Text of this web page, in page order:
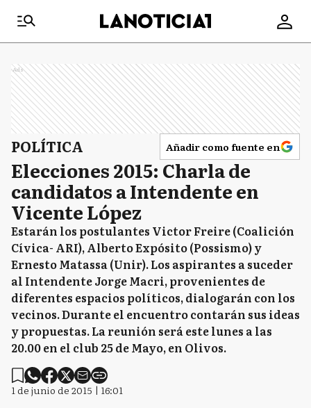
Ads
POLÍTICA Añadir como fuente en
Elecciones 2015: Charla de
candidatos a Intendente en
Vicente López
Estarán los postulantes Victor Freire (Coalición
Cívica- ARI), Alberto Expósito (Possismo) y
Ernesto Matassa (Unir). Los aspirantes a suceder
al Intendente Jorge Macri, provenientes de
diferentes espacios políticos, dialogarán con los
vecinos. Durante el encuentro contarán sus ideas
y propuestas. La reunión será este lunes a las
20.00 en el club 25 de Mayo, en Olivos.
1 de junio de 2015 | 16:01